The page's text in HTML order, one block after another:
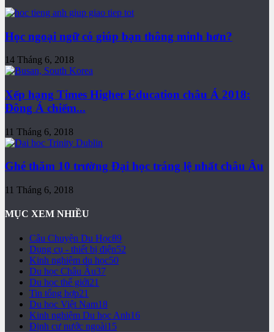
Học ngoại ngữ có giúp bạn thông minh hơn?
14 Tháng 6, 2018
Xếp hạng Times Higher Education châu Á 2018:
Đông Á chiếm...
11 Tháng 6, 2018
Ghé thăm 10 trường Đại học tráng lệ nhất châu Âu
11 Tháng 6, 2018
MỤC XEM NHIỀU
Câu Chuyện Du Học89
Dụng cụ - thiết bị điện52
Kinh nghiệm du học50
Du học Châu Âu37
Du học thế giới21
Tin tổng hợp21
Du học Việt Nam18
Kinh nghiệm Du học Anh16
Định cư nước ngoài15